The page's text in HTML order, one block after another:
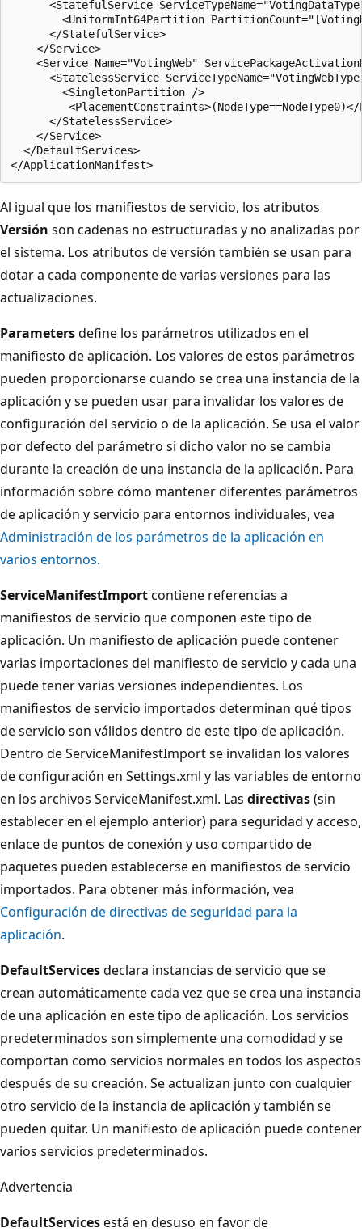
<StatefulService
<UniformInt64Partition
      </StatefulService>
    </Service>
<Service Name="VotingWeb"
<StatelessService
        <SingletonPartition />
      </StatelessService>
    </Service>
  </DefaultServices>
Al igual que los manifiestos de servicio, los atributos
Versión son cadenas no estructuradas y no analizadas por
el sistema. Los atributos de versión también se usan para
dotar a cada componente de varias versiones para las
actualizaciones.
Parametersdefine los parámetros utilizados en el
manifiesto de aplicación. Los valores de estos parámetros
pueden proporcionarse cuando se crea una instancia de la
aplicación y se pueden usar para invalidar los valores de
configuración del servicio o de la aplicación. Se usa el valor
por defecto del parámetro si dicho valor no se cambia
durante la creación de una instancia de la aplicación. Para
información sobre cómo mantener diferentes parámetros
de aplicación y servicio para entornos individuales, vea
Administración de los parámetros de la aplicación en
varios entornos.
ServiceManifestImportcontiene referencias a
manifiestos de servicio que componen este tipo de
aplicación. Un manifiesto de aplicación puede contener
varias importaciones del manifiesto de servicio y cada una
puede tener varias versiones independientes. Los
manifiestos de servicio importados determinan qué tipos
de servicio son válidos dentro de este tipo de aplicación.
Dentro de ServiceManifestImport se invalidan los valores
de configuración en Settings.xml y las variables de entorno
en los archivos ServiceManifest.xml. Las directivas(sin
establecer en el ejemplo anterior) para seguridad y acceso,
enlace de puntos de conexión y uso compartido de
paquetes pueden establecerse en manifiestos de servicio
importados. Para obtener más información, vea
Configuración de directivas de seguridad para la
aplicación.
DefaultServicesdeclara instancias de servicio que se
crean automáticamente cada vez que se crea una instancia
de una aplicación en este tipo de aplicación. Los servicios
predeterminados son simplemente una comodidad y se
comportan como servicios normales en todos los aspectos
después de su creación. Se actualizan junto con cualquier
otro servicio de la instancia de aplicación y también se
pueden quitar. Un manifiesto de aplicación puede contener
varios servicios predeterminados.
Advertencia
DefaultServicesestá en desuso en favor de